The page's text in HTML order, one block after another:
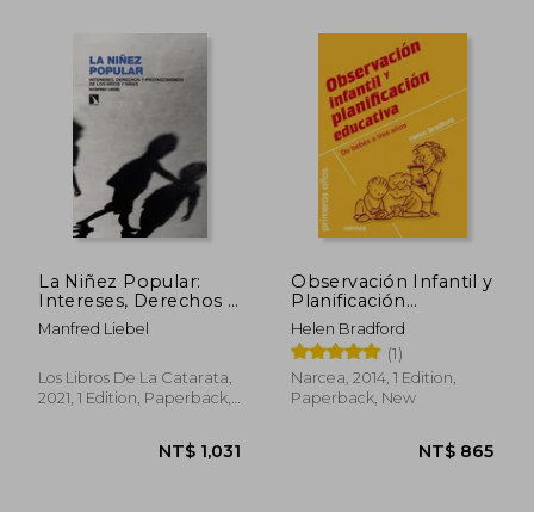
La Niñez Popular:
Intereses, Derechos y
Protagonismos de los
Niños y Niñas: 334
Debate) (in Spanish)
Manfred Liebel
Los Libros De La Catarata,
2021, 1 Edition, Paperback,
Observación Infantil y
Planificación
Educativa: De Bebés a
Tres Años (in Spanish)
Helen Bradford
(1)
Narcea, 2014, 1 Edition,
Paperback, New